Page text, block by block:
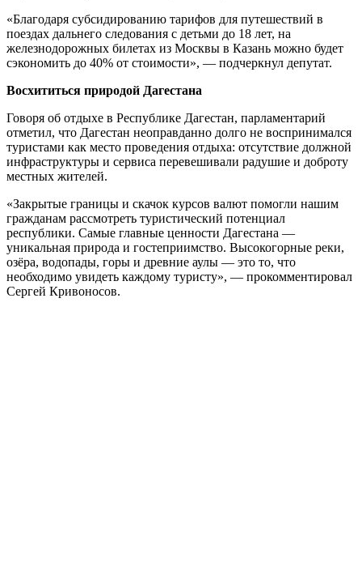
«Благодаря субсидированию тарифов для путешествий в
поездах дальнего следования с детьми до 18 лет, на
железнодорожных билетах из Москвы в Казань можно будет
сэкономить до 40% от стоимости», — подчеркнул депутат.
Восхититься природой Дагестана
Говоря об отдыхе в Республике Дагестан, парламентарий
отметил, что Дагестан неоправданно долго не воспринимался
туристами как место проведения отдыха: отсутствие должной
инфраструктуры и сервиса перевешивали радушие и доброту
местных жителей.
«Закрытые границы и скачок курсов валют помогли нашим
гражданам рассмотреть туристический потенциал
республики. Самые главные ценности Дагестана —
уникальная природа и гостеприимство. Высокогорные реки,
озёра, водопады, горы и древние аулы — это то, что
необходимо увидеть каждому туристу», — прокомментировал
Сергей Кривоносов.